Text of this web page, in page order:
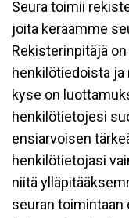
Seura toimii
joita keräämme
Rekisterinpitäjä
henkilötiedoista
kyse on
henkilötietojesi
ensiarvoisen
henkilötietojasi
niitä
seuran toimintaan